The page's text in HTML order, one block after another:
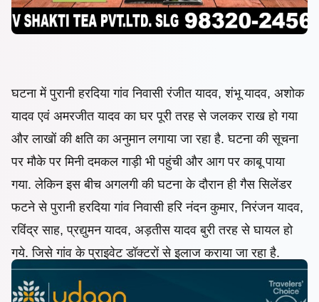
घटना में पुरानी हरदिया गांव निवासी रंजीत यादव, शंभू यादव, अशोक
यादव एवं अमरजीत यादव का घर पूरी तरह से जलकर राख हो गया
और लाखों की क्षति का अनुमान लगाया जा रहा है. घटना की सूचना
पर मौके पर मिनी दमकल गाड़ी भी पहुंची और आग पर काबू पाया
गया. लेकिन इस बीच अगलगी की घटना के दौरान ही गैस सिलेंडर
फटने से पुरानी हरदिया गांव निवासी हरि नंदन कुमार, निरंजन यादव,
रविंद्र साह, प्रद्युमन यादव, अड़तीस यादव बुरी तरह से घायल हो
गये. जिसे गांव के प्राइवेट डॉक्टरों से इलाज कराया जा रहा है.